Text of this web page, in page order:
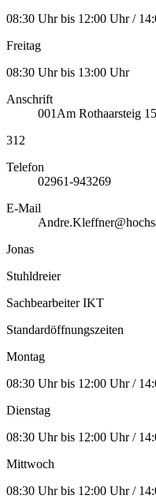
08:30 Uhr bis 12:00 Uhr /
Freitag
08:30 Uhr bis 13:00 Uhr
Anschrift
001 Am Rothaarsteig 1
312
Telefon
02961-943269
E-Mail
Jonas
Stuhldreier
Sachbearbeiter IKT
Standardöffnungszeiten
Montag
08:30 Uhr bis 12:00 Uhr /
Dienstag
08:30 Uhr bis 12:00 Uhr /
Mittwoch
08:30 Uhr bis 12:00 Uhr /